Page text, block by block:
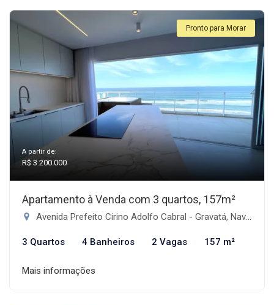
Pronto para Morar
A partir de:
R$ 3.200.000
Apartamento à Venda com 3 quartos, 157m²
Avenida Prefeito Cirino Adolfo Cabral - Gravatá, Navegantes-SC
3 Quartos 4 Banheiros 2 Vagas 157 m²
Mais informações